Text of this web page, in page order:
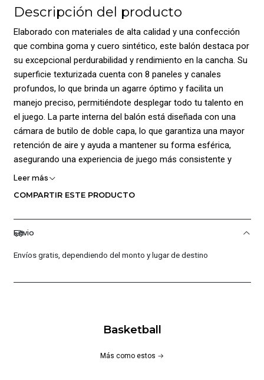
Descripción del producto
Elaborado con materiales de alta calidad y una confección
que combina goma y cuero sintético, este balón destaca por
su excepcional perdurabilidad y rendimiento en la cancha. Su
superficie texturizada cuenta con 8 paneles y canales
profundos, lo que brinda un agarre óptimo y facilita un
manejo preciso, permitiéndote desplegar todo tu talento en
el juego. La parte interna del balón está diseñada con una
cámara de butilo de doble capa, lo que garantiza una mayor
retención de aire y ayuda a mantener su forma esférica,
asegurando una experiencia de juego más consistente y
prolongada. Este balón es la elección perfecta tanto para
proporcionan una mayor visibilidad en el campo, facilitando
Balón #7. Peso: 580 a 650 g, Circunferencia: 75 a 78 cm,
Leer más
COMPARTIR ESTE PRODUCTO
Envio
Envíos gratis, dependiendo del monto y lugar de destino
Basketball
Más como estos